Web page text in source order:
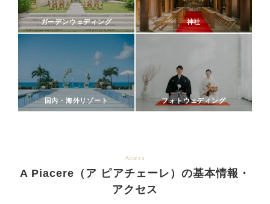
ガーデンウェディング 神社
国内・海外リゾート フォトウェディング
Access
A Piacere（ア ピアチェーレ）の基本情報・
アクセス